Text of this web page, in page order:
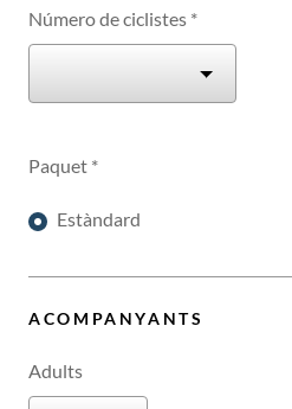
Número de ciclistes *
Paquet *
Estàndard
ACOMPANYANTS
Adults